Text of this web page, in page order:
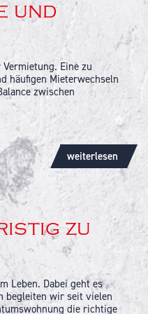
den
Rahmen der
hierfür soll der
zur Umgehung der
noch zulässig, wenn
Ausnahmen oder
die darüber
und
Eine zu
häufigen Mieterwechseln
zwischen
dieser vorhanden ist.
ziehen wir
wird preislich
Immobilienmarkt
weiterlesen
zu
Leben. Dabei geht es
begleiten wir seit vielen
die richtige